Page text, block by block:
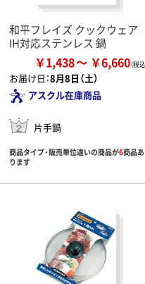
和平フレイズ クックウェア
IH対応ステンレス 鍋
￥1,438 ￥6,660
お届け日：8月8日（土）
アスクル在庫商品
片手鍋
商品タイプ・販売単位違いの商品が6商品あ
ります